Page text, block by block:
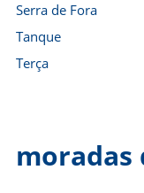
Serra de Fora
Tanque
Terça
moradas